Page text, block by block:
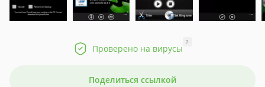
Проверено на вирусы
?
Поделиться ссылкой